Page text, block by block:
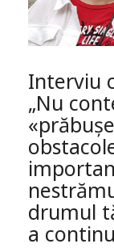
Interviu
„Nu
drumul
a